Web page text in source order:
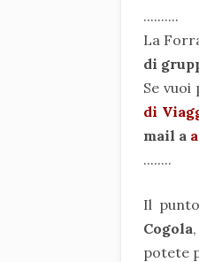
..........
La
di
Se
di
mail a
........
Il
Cogola
potete